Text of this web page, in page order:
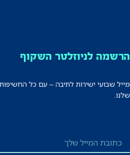
הרשמה לניוזלטר השקוף
מייל שבועי ישירות לתיבה – עם כל
שלנו.